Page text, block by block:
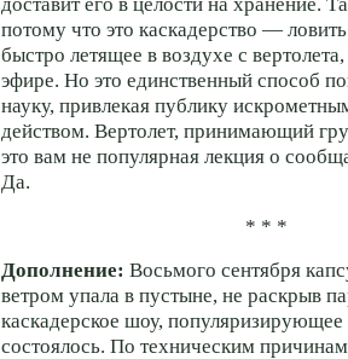
доставит его в целости на хранение.
потому что это каскадерство —
быстро летящее в воздухе с
эфире. Но это единственный способ
науку, привлекая публику
действом. Вертолет, принимающий
это вам не популярная лекция о
Да.
* * *
Дополнение: Восьмого сентября
ветром упала в пустыне, не раскрыв
каскадерское шоу, популяризирующее
состоялось. По техническим